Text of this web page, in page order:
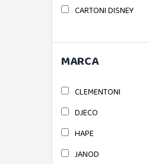
CARTONI DISNEY
MARCA
CLEMENTONI
DJECO
HAPE
JANOD